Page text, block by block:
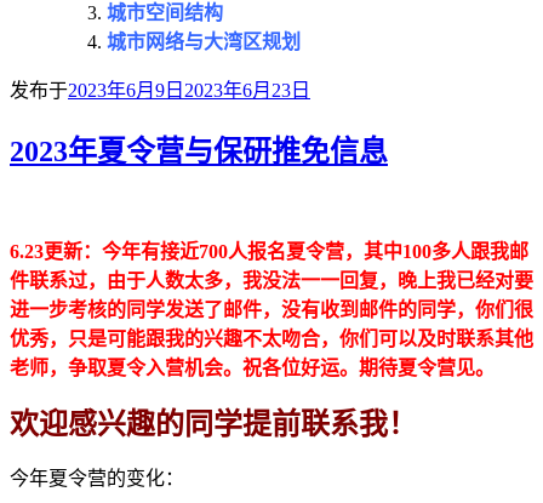
城市空间结构
城市网络与大湾区规划
发布于2023年6月9日 2023年6月23日
2023年夏令营与保研推免信息
6.23更新：今年有接近700人报名夏令营，其中100多人跟我邮
件联系过，由于人数太多，我没法一一回复，晚上我已经对要
进一步考核的同学发送了邮件，没有收到邮件的同学，你们很
优秀，只是可能跟我的兴趣不太吻合，你们可以及时联系其他
老师，争取夏令入营机会。祝各位好运。期待夏令营见。
欢迎感兴趣的同学提前联系我！
今年夏令营的变化：